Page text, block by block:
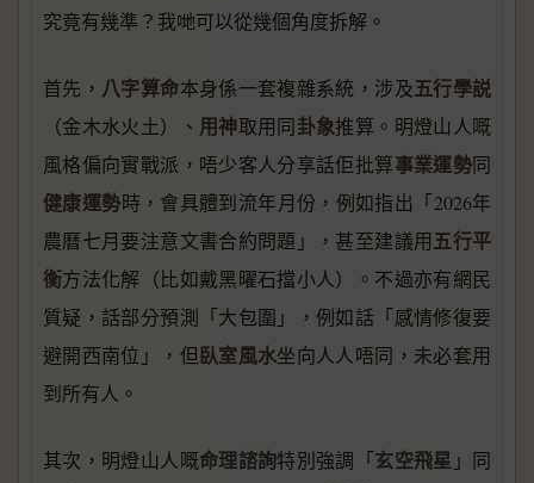
究竟有幾準？我哋可以從幾個角度拆解。
首先， 八字算命本身係一套複雜系統，涉及五行學説
（金木水火土）、 用神取用同卦象推算。明燈山人嘅
風格偏向實戰派，唔少客人分享話佢批算事業運勢同
健康運勢時，會具體到流年月份，例如指出「2026年
農曆七月要注意文書合約問題」，甚至建議用五行平
衡方法化解（比如戴黑曜石擋小人）。不過亦有網民
質疑，話部分預測「大包圍」，例如話「感情修復要
避開西南位」，但臥室風水坐向人人唔同，未必套用
到所有人。
其次，明燈山人嘅命理諮詢特別強調「玄空飛星 」同